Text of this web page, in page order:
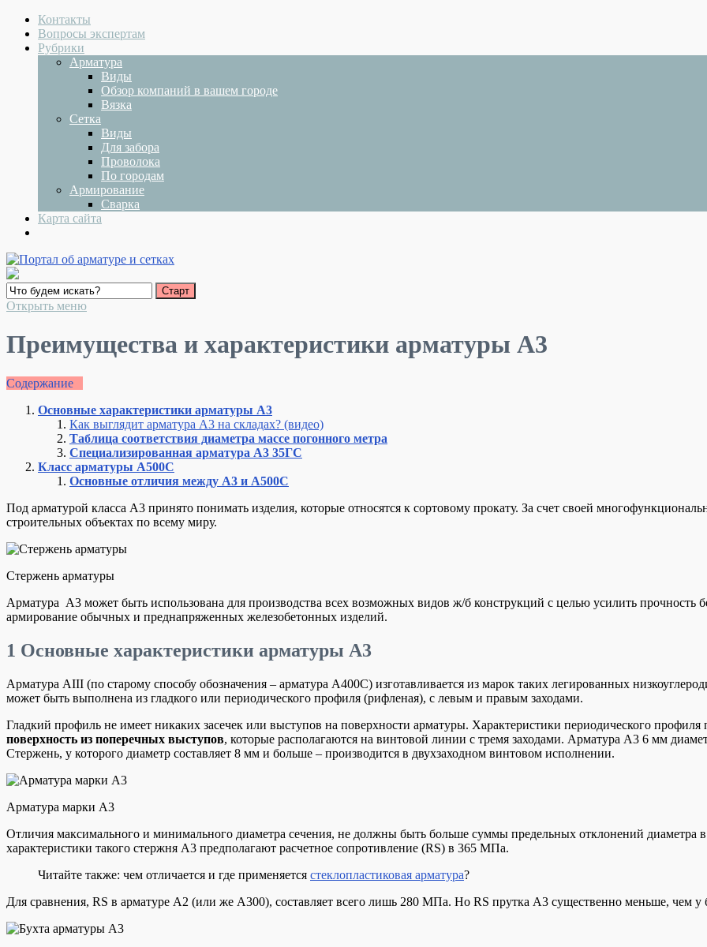
Контакты
Вопросы экспертам
Рубрики
Арматура
Виды
Обзор компаний в вашем городе
Вязка
Сетка
Виды
Для забора
Проволока
По городам
Армирование
Сварка
Карта сайта
Открыть меню
Преимущества и характеристики арматуры А3
Содержание
Основные характеристики арматуры А3
Как выглядит арматура А3 на складах? (видео)
Таблица соответствия диаметра массе погонного метра
Специализированная арматура А3 35ГС
Класс арматуры А500С
Основные отличия между А3 и А500С
Под арматурой класса А3 принято понимать изделия, которые относятся к сортовому прокату. За счет своей
строительных объектах по всему миру.
Стержень арматуры
Арматура А3 может быть использована для производства всех возможных видов ж/б конструкций с целью усилить прочность
армирование обычных и преднапряженных железобетонных изделий.
1 Основные характеристики арматуры А3
Арматура АIII (по старому способу обозначения – арматура А400С) изготавливается из марок таких легированных
может быть выполнена из гладкого или периодического профиля (рифленая), с левым и правым заходами.
Гладкий профиль не имеет никаких засечек или выступов на поверхности арматуры. Характеристики периодического профиля
поверхность из поперечных выступов, которые располагаются на винтовой линии с тремя заходами. Арматура А3 6 мм
Стержень, у которого диаметр составляет 8 мм и больше – производится в двухзаходном винтовом исполнении.
Арматура марки А3
Отличия максимального и минимального диаметра сечения, не должны быть больше суммы предельных отклонений диаметра
характеристики такого стержня А3 предполагают расчетное сопротивление (RS) в 365 МПа.
Читайте также: чем отличается и где применяется стеклопластиковая арматура?
Для сравнения, RS в арматуре А2 (или же А300), составляет всего лишь 280 МПа. Но RS прутка А3 существенно меньше, чем у